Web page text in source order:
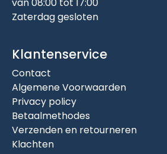
Zaterdag gesloten
Klantenservice
Contact
Algemene Voorwaarden
Privacy policy
Betaalmethodes
Verzenden en retourneren
Klachten